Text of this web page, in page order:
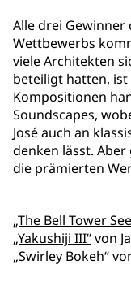
Alle drei Gewinner
Wettbewerbs
viele Architekten
beteiligt hatten,
Kompositionen
Soundscapes,
José auch an
denken lässt.
die prämierten
„The Bell Tower
„Yakushiji III“von
„Swirley Bokeh“